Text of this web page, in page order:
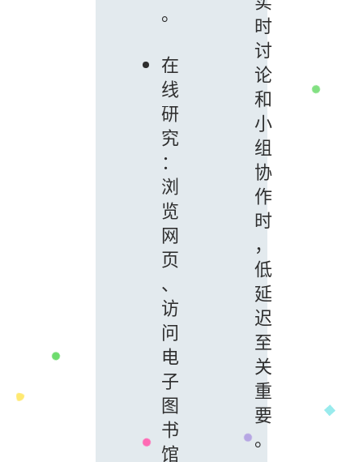
。
在
线
研
究
：
浏
览
网
页
、
访
问
电
子
图
书
馆
时
讨
论
和
小
组
协
作
时
，
低
延
迟
至
关
重
要
。